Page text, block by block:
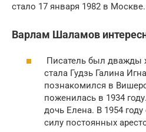
стало 17 января 1982 в Москве.
Варлам Шаламов
Писатель был дважды
стала Гудзь Галина
познакомился в
поженилась в 1934
дочь Елена. В 1954 году
силу постоянных